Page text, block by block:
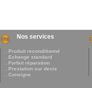
Nos services
. Produit reconditionné
. Echange standard
. Forfait réparation
. Prestation sur devis
. Consigne